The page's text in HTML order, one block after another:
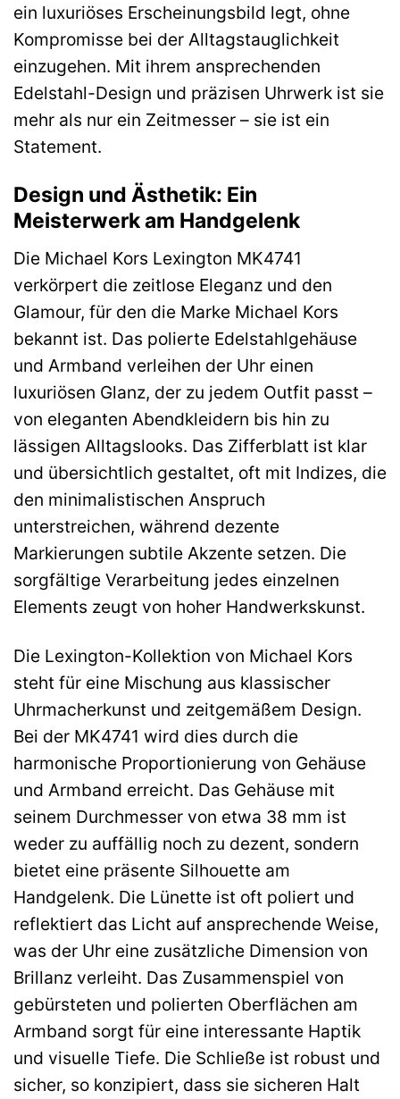
ein luxuriöses Erscheinungsbild legt, ohne
Kompromisse bei der Alltagstauglichkeit
einzugehen. Mit ihrem ansprechenden
Edelstahl-Design und präzisen Uhrwerk ist sie
mehr als nur ein Zeitmesser – sie ist ein
Statement.
Design und Ästhetik: Ein
Meisterwerk am Handgelenk
Die Michael Kors Lexington MK4741
verkörpert die zeitlose Eleganz und den
Glamour, für den die Marke Michael Kors
bekannt ist. Das polierte Edelstahlgehäuse
und Armband verleihen der Uhr einen
luxuriösen Glanz, der zu jedem Outfit passt –
von eleganten Abendkleidern bis hin zu
lässigen Alltagslooks. Das Zifferblatt ist klar
und übersichtlich gestaltet, oft mit Indizes, die
den minimalistischen Anspruch
unterstreichen, während dezente
Markierungen subtile Akzente setzen. Die
sorgfältige Verarbeitung jedes einzelnen
Elements zeugt von hoher Handwerkskunst.
Die Lexington-Kollektion von Michael Kors
steht für eine Mischung aus klassischer
Uhrmacherkunst und zeitgemäßem Design.
Bei der MK4741 wird dies durch die
harmonische Proportionierung von Gehäuse
und Armband erreicht. Das Gehäuse mit
seinem Durchmesser von etwa 38 mm ist
weder zu auffällig noch zu dezent, sondern
bietet eine präsente Silhouette am
Handgelenk. Die Lünette ist oft poliert und
reflektiert das Licht auf ansprechende Weise,
was der Uhr eine zusätzliche Dimension von
Brillanz verleiht. Das Zusammenspiel von
gebürsteten und polierten Oberflächen am
Armband sorgt für eine interessante Haptik
und visuelle Tiefe. Die Schließe ist robust und
sicher, so konzipiert, dass sie sicheren Halt